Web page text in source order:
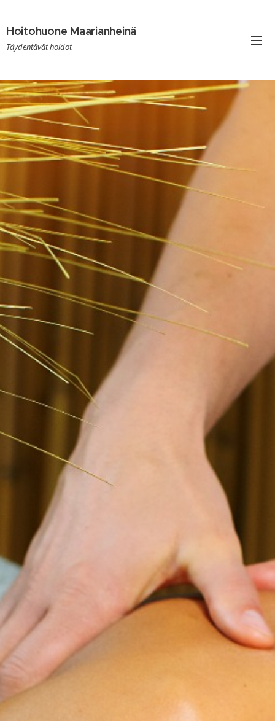
Hoitohuone Maarianheinä
Maarianheinä
Täydentäväthoidot